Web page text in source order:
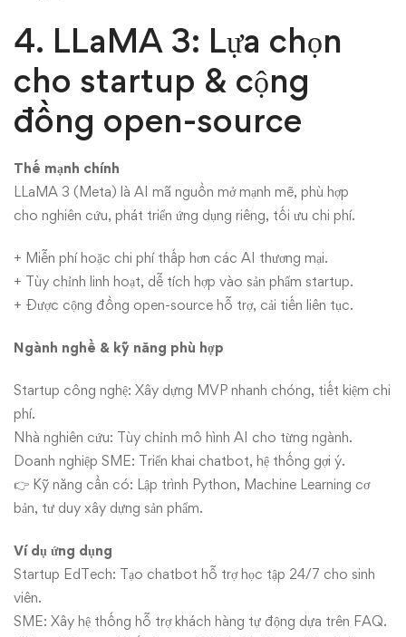
4. LLaMA 3: Lựa chọn
cho startup & cộng
đồng open-source
Thế mạnh chính
LLaMA 3 (Meta) là AI mã nguồn mở mạnh mẽ, phù hợp
cho nghiên cứu, phát triển ứng dụng riêng, tối ưu chi phí.
+ Miễn phí hoặc chi phí thấp hơn các AI thương mại.
+ Tùy chỉnh linh hoạt, dễ tích hợp vào sản phẩm startup.
+ Được cộng đồng open-source hỗ trợ, cải tiến liên tục.
Ngành nghề & kỹ năng phù hợp
Startup công nghệ: Xây dựng MVP nhanh chóng, tiết kiệm chi
phí.
Nhà nghiên cứu: Tùy chỉnh mô hình AI cho từng ngành.
Doanh nghiệp SME: Triển khai chatbot, hệ thống gợi ý.
👉 Kỹ năng cần có: Lập trình Python, Machine Learning cơ
bản, tư duy xây dựng sản phẩm.
Ví dụ ứng dụng
Startup EdTech: Tạo chatbot hỗ trợ học tập 24/7 cho sinh
viên.
SME: Xây hệ thống hỗ trợ khách hàng tự động dựa trên FAQ.